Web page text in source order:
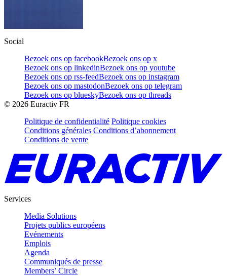
Social
Bezoek ons op facebookBezoek ons op x
Bezoek ons op linkedinBezoek ons op youtube
Bezoek ons op rss-feedBezoek ons op instagram
Bezoek ons op mastodonBezoek ons op telegram
Bezoek ons op blueskyBezoek ons op threads
© 2026 Euractiv FR
Politique de confidentialité Politique cookies
Conditions générales Conditions d’abonnement
Conditions de vente
Services
Media Solutions
Projets publics européens
Evénements
Emplois
Agenda
Communiqués de presse
Members’ Circle